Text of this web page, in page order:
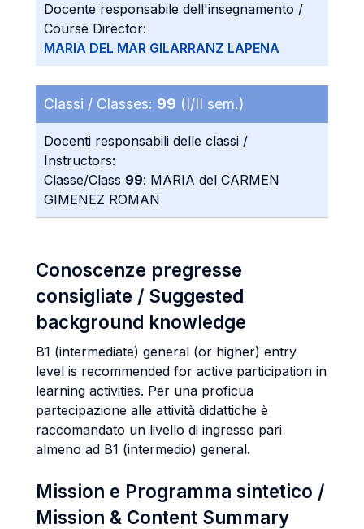
Docente responsabile dell'insegnamento /
Course Director:
MARIA DEL MAR GILARRANZ LAPENA
Classi / Classes: 99 (I/II sem.)
Docenti responsabili delle classi /
Instructors:
Classe/Class 99: MARIA del CARMEN
GIMENEZ ROMAN
Conoscenze pregresse
consigliate / Suggested
background knowledge
B1 (intermediate) general (or higher) entry
level is recommended for active participation in
learning activities. Per una proficua
partecipazione alle attività didattiche è
raccomandato un livello di ingresso pari
almeno ad B1 (intermedio) general.
Mission e Programma sintetico /
Mission & Content Summary